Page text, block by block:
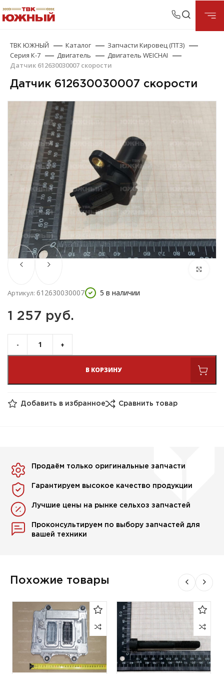
ТВК ЮЖНЫЙ Каталог
Запчасти Кировец (ПТЗ)
Серия К-7
Двигатель
Двигатель WEICHAI
Датчик 612630030007 скорости
Датчик 612630030007 скорости
Артикул: 612630030007 5 в наличии
1 257 руб.
В КОРЗИНУ
Добавить в избранное Сравнить товар
Продаём только оригинальные запчасти
Гарантируем высокое качество продукции
Лучшие цены на рынке сельхоз запчастей
Проконсультируем по выбору запчастей для
вашей техники
Похожие товары